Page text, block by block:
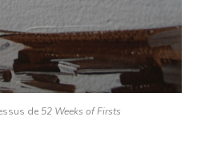
de 52 Weeks of Firsts